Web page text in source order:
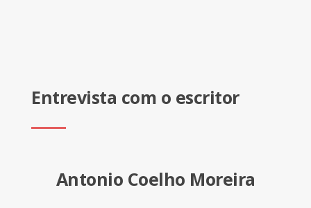
Entrevista com o escritor
Antonio Coelho Moreira